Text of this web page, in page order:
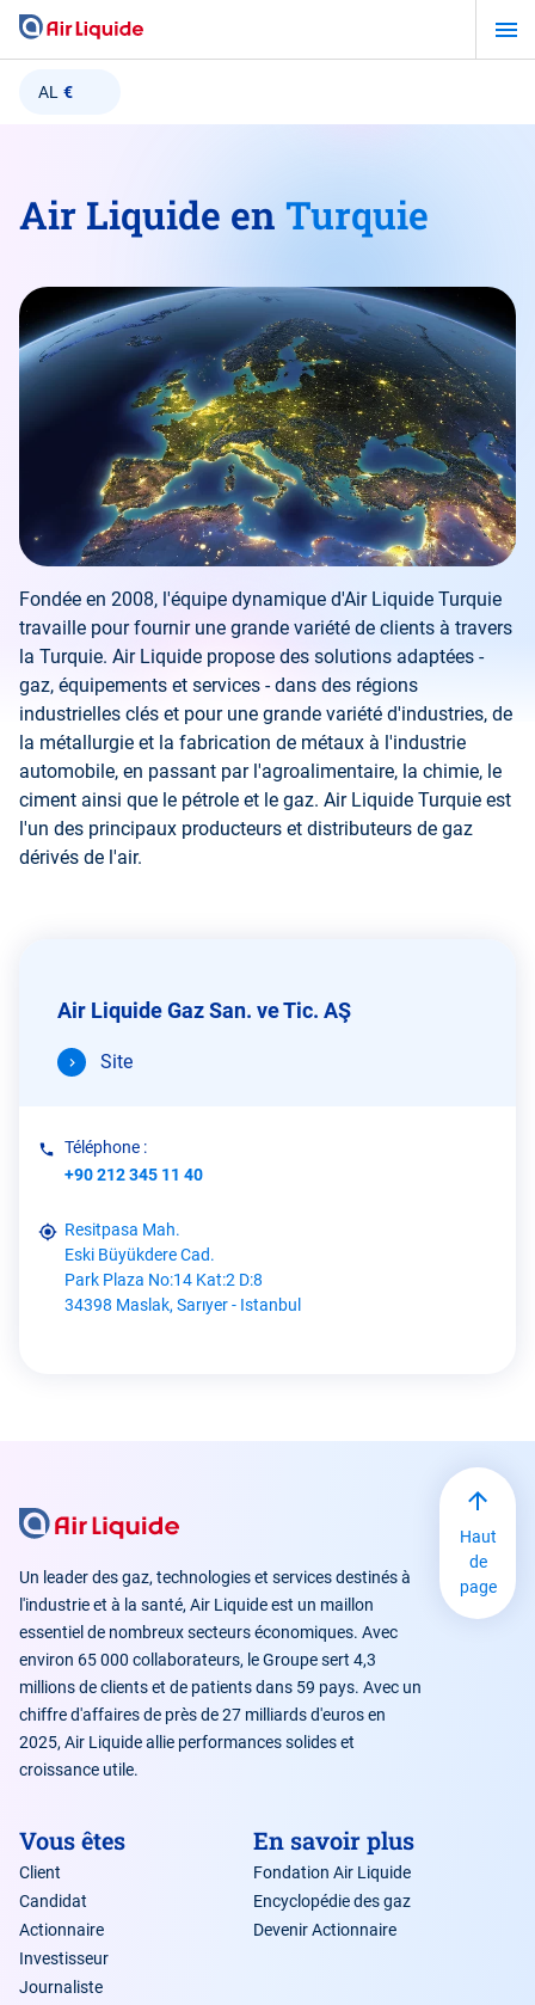
Aller
contenu
AL €
Air Liquide en Turquie
Fondée en 2008, l'équipe dynamique d'Air Liquide Turquie
travaille pour fournir une grande variété de clients à travers
la Turquie. Air Liquide propose des solutions adaptées -
gaz, équipements et services - dans des régions
industrielles clés et pour une grande variété d'industries, de
la métallurgie et la fabrication de métaux à l'industrie
automobile, en passant par l'agroalimentaire, la chimie, le
ciment ainsi que le pétrole et le gaz. Air Liquide Turquie est
l'un des principaux producteurs et distributeurs de gaz
dérivés de l'air.
Air Liquide Gaz San. ve Tic. AŞ
Site
Téléphone :
+90 212 345 11 40
Resitpasa Mah.
Eski Büyükdere Cad.
Park Plaza No:14 Kat:2 D:8
34398 Maslak, Sarıyer - Istanbul
Un leader des gaz, technologies et services destinés à
l'industrie et à la santé, Air Liquide est un maillon
essentiel de nombreux secteurs économiques. Avec
environ 65 000 collaborateurs, le Groupe sert 4,3
millions de clients et de patients dans 59 pays. Avec un
chiffre d'affaires de près de 27 milliards d'euros en
2025, Air Liquide allie performances solides et
croissance utile.
Vous êtes
Client
Candidat
Actionnaire
Investisseur
Journaliste
En savoir plus
Fondation Air Liquide
Encyclopédie des gaz
Devenir Actionnaire
Haut
de
page